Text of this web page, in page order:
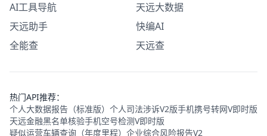
AI工具导航
天远大数据
天远助手
快编AI
全能查
天远查
热门API推荐：
个人大数据报告（标准版） 个人司法涉诉V2版手机携号转网V即时版
天远金融黑名单核验手机空号检测V即时版
疑似运营车辆查询（年度里程） 企业综合风险报告V2